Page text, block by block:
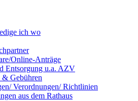
ich wo
Online-Anträge
Entsorgung u.a. AZV
& Gebühren
Verordnungen/ Richtlinien
aus dem Rathaus